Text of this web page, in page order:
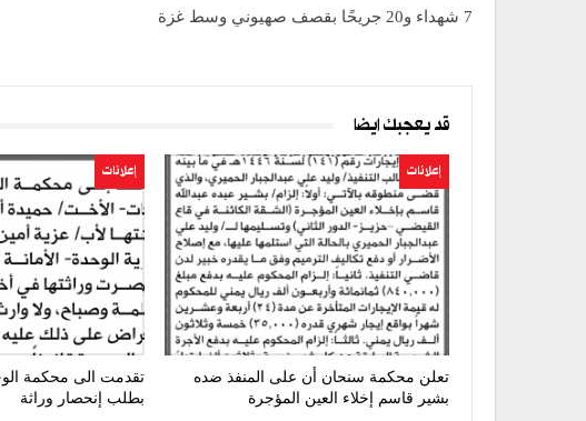
7 شهداء و20 جريحًا بقصف صهيوني وسط غزة
قد يعجبك ايضا
إعلانات
تعلن محكمة سنحان أن على المنفذ ضده
بشير قاسم إخلاء العين المؤجرة
إعلانات
تقدمت الى محكمة
بطلب إنحصار وراثة